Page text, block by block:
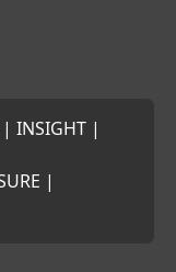
| INSIGHT |
|